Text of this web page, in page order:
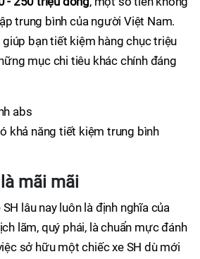
trung bình của người Việt Nam.
giúp bạn tiết kiệm hàng chục triệu
mục chi tiêu khác chính đáng
khả năng tiết kiệm trung bình
mãi mãi
lâu nay luôn là định nghĩa của
lãm, quý phái, là chuẩn mực đánh
sở hữu một chiếc xe SH dù mới